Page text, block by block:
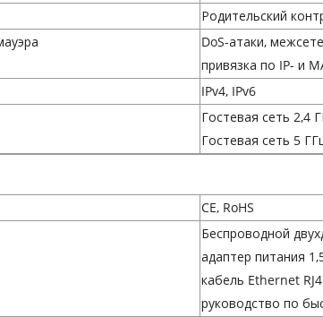
Родительский
DoS-атаки,
привязка по IP- и
IPv4, IPv6
Гостевая сеть 2,4
Гостевая сеть 5
CE, RoHS
Беспроводной
адаптер питания
кабель Ethernet
руководство по